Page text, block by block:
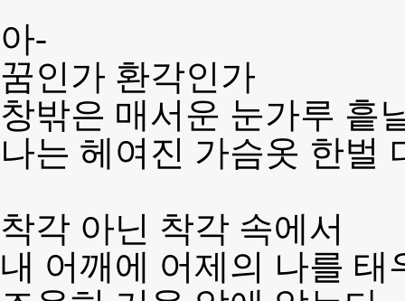
아-
꿈인가 환각인가
창밖은 매서운 눈가루 흩
나는 헤여진 가슴옷 한벌
착각 아닌 착각 속에서
내 어깨에 어제의 나를 태